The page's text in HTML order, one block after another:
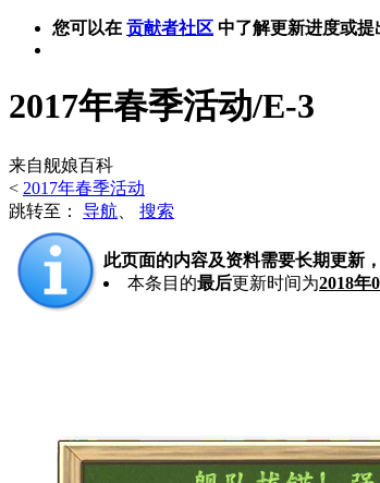
您可以在 贡献者社区 中了解更新进度或提
2017年春季活动/E-3
来自舰娘百科
< 2017年春季活动
跳转至： 导航 搜索
此页面的内容及资料需要长期更新
本条目的最后更新时间为2018年